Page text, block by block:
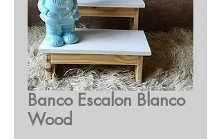
Banco Escalon Blanco
Wood